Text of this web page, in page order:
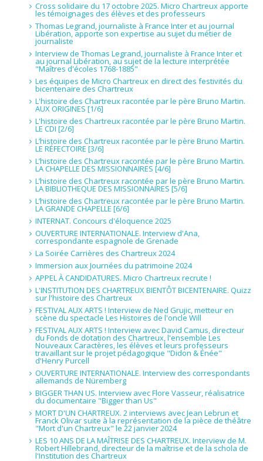
Cross solidaire du 17 octobre 2025. Micro Chartreux apporte
les témoignages des élèves et des professeurs
Thomas Legrand, journaliste à France Inter et au journal
Libération, apporte son expertise au sujet du métier de
journaliste
Interview de Thomas Legrand, journaliste à France Inter et
au journal Libération, au sujet de la lecture interprétée
"Maîtres d'écoles 1768-1885"
Les équipes de Micro Chartreux en direct des festivités du
bicentenaire des Chartreux
L'histoire des Chartreux racontée par le père Bruno Martin.
AUX ORIGINES [1/6]
L'histoire des Chartreux racontée par le père Bruno Martin.
LE CDI [2/6]
L’histoire des Chartreux racontée par le père Bruno Martin.
LE RÉFECTOIRE [3/6]
L’histoire des Chartreux racontée par le père Bruno Martin.
LA CHAPELLE DES MISSIONNAIRES [4/6]
L’histoire des Chartreux racontée par le père Bruno Martin.
LA BIBLIOTHEQUE DES MISSIONNAIRES [5/6]
L’histoire des Chartreux racontée par le père Bruno Martin.
LA GRANDE CHAPELLE [6/6]
INTERNAT. Concours d'éloquence 2025
OUVERTURE INTERNATIONALE. Interview d'Ana,
correspondante espagnole de Grenade
La Soirée Carrières des Chartreux 2024
Immersion aux Journées du patrimoine 2024
APPEL À CANDIDATURES. Micro Chartreux recrute !
L'INSTITUTION DES CHARTREUX BIENTÔT BICENTENAIRE. Quizz
sur l'histoire des Chartreux
FESTIVAL AUX ARTS ! Interview de Ned Grujic, metteur en
scène du spectacle Les Histoires de l'oncle Will
FESTIVAL AUX ARTS ! Interview avec David Camus, directeur
du Fonds de dotation des Chartreux, l'ensemble Les
Nouveaux Caractères, les élèves et leurs professeurs
travaillant sur le projet pédagogique "Didon & Énée"
d'Henry Purcell
OUVERTURE INTERNATIONALE. Interview des correspondants
allemands de Nüremberg
BIGGER THAN US. Interview avec Flore Vasseur, réalisatrice
du documentaire "Bigger than Us"
MORT D'UN CHARTREUX. 2 interviews avec Jean Lebrun et
Franck Olivar suite à la représentation de la pièce de théâtre
"Mort d'un Chartreux" le 22 janvier 2024
LES 10 ANS DE LA MAÎTRISE DES CHARTREUX. Interview de M.
Robert Hillebrand, directeur de la maîtrise et de la schola de
l'Institution des Chartreux